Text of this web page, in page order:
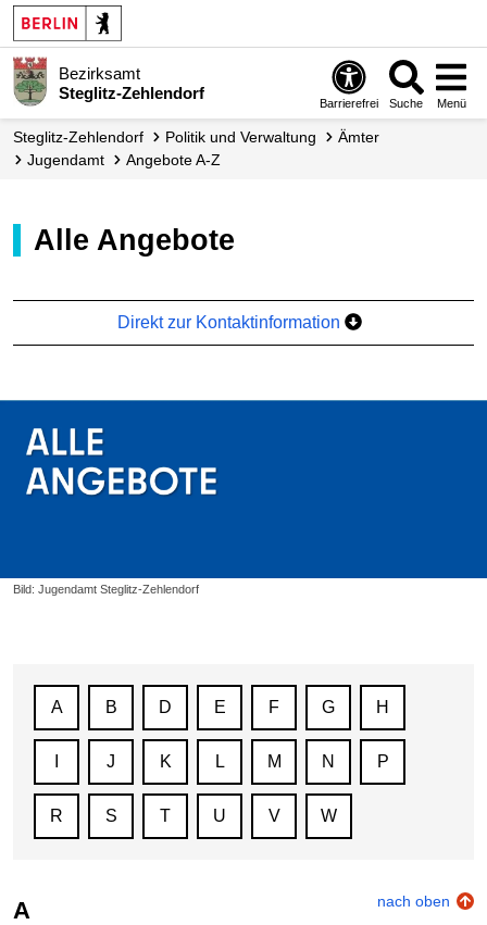
Bezirksamt
Steglitz-Zehlendorf
Barrierefrei Suche Menü
Steglitz-Zehlendorf Politik und Verwaltung
Ämter
Jugendamt
Angebote A-Z
Alle Angebote
Direkt zur Kontaktinformation
Bild: Jugendamt Steglitz-Zehlendorf
A B D E F G H
J K L M N P
R S T U V W
A nach oben